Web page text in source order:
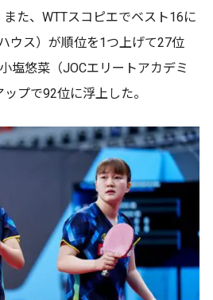
た、WTTスコピエでベスト16に
ウス）が順位を1つ上げて27位
塩悠菜（JOCエリートアカデミ
プで92位に浮上した。